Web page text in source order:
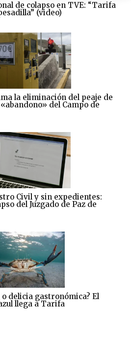
de colapso en TVE: “Tarifa
(video)
la eliminación del peaje de
del Campo de
Civil y sin expedientes:
del Juzgado de Paz de
delicia gastronómica? El
llega a Tarifa